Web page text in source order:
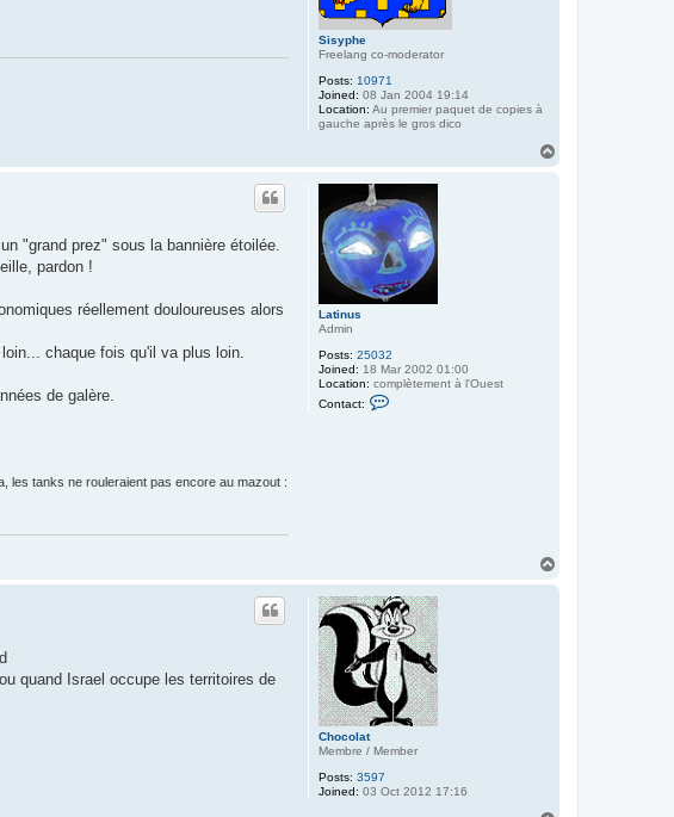
Sisyphe
Freelang co-moderator
Posts: 10971
Joined: 08 Jan 2004 19:14
Location: Au premier paquet de copies à
gauche après le gros dico
Latinus
Admin
Posts: 25032
Joined: 18 Mar 2002 01:00
Location: complètement à l'Ouest
Contact:
s
"grand prez" sous la bannière étoilée.
pardon !
réellement douloureuses alors
chaque fois qu'il va plus loin.
de galère.
les tanks ne rouleraient pas encore au mazout :
Chocolat
Membre / Member
Posts: 3597
Joined: 03 Oct 2012 17:16
quand Israel occupe les territoires de